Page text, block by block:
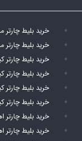
خرید بلیط چارتر
خرید بلیط
خرید بلیط چارتر
خرید بلیط
خرید بلیط چارتر
خرید بلیط
خرید بلیط چارتر
خرید بلیط چارتر